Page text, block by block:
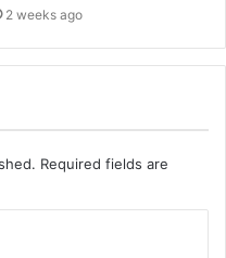
2 weeks ago
Required fields are